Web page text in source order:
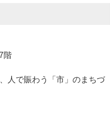
階
人で賑わう「市」のまちづ